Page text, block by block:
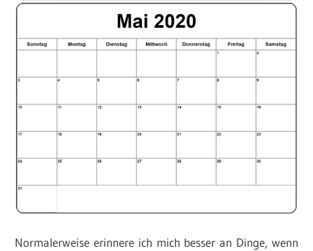
Normalerweise erinnere ich mich besser an Dinge, wenn